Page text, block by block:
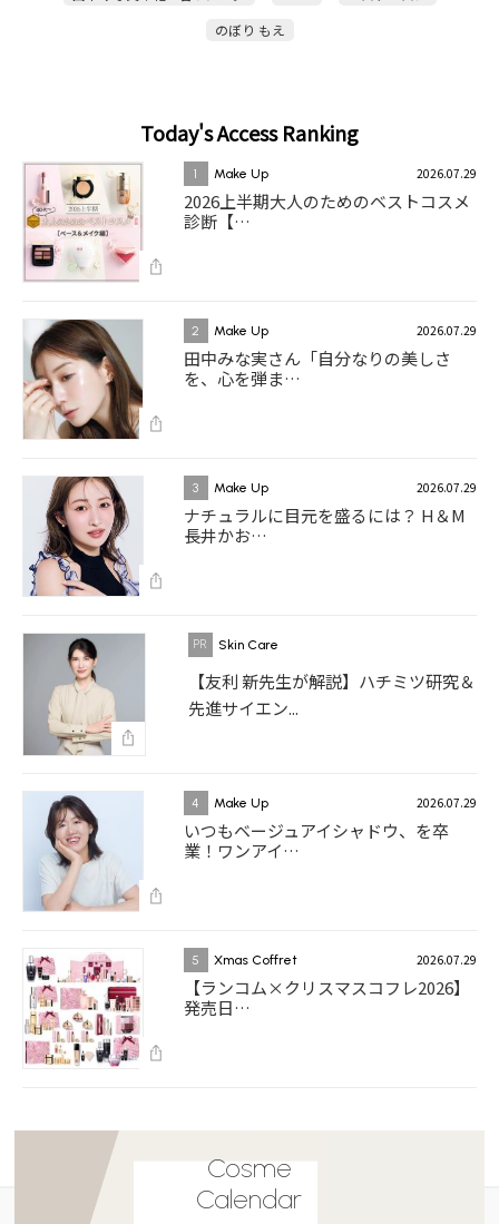
のぼり もえ
Today's Access Ranking
1 Make Up 2026.07.29
2026上半期大人のためのベストコスメ
診断【…
2 Make Up 2026.07.29
田中みな実さん「自分なりの美しさ
を、心を弾ま…
3 Make Up 2026.07.29
ナチュラルに目元を盛るには？ H＆M
長井かお…
Skin Care
【友利 新先生が解説】ハチミツ研究＆
先進サイエン...
4 Make Up 2026.07.29
いつもベージュアイシャドウ、を卒
業！ワンアイ…
5 Xmas Coffret 2026.07.29
【ランコム×クリスマスコフレ2026】
発売日…
Cosme
Calendar